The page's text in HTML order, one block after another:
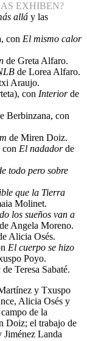
EXHIBEN?
allá y las
con El mismo calor
de Greta Alfaro.
de Lorea Alfaro.
Araujo.
con Interiorde
Berbinzana, con
de Miren Doiz.
El nadadorde
todo pero sobre
que la Tierra
Molinet.
los sueños van a
de Angela Moreno.
Alicia Osés.
El cuerpo se hizo
Poyo.
de Teresa Sabaté.
y Txuspo
Alicia Osés y
de la
Doiz; el trabajo de
Landa